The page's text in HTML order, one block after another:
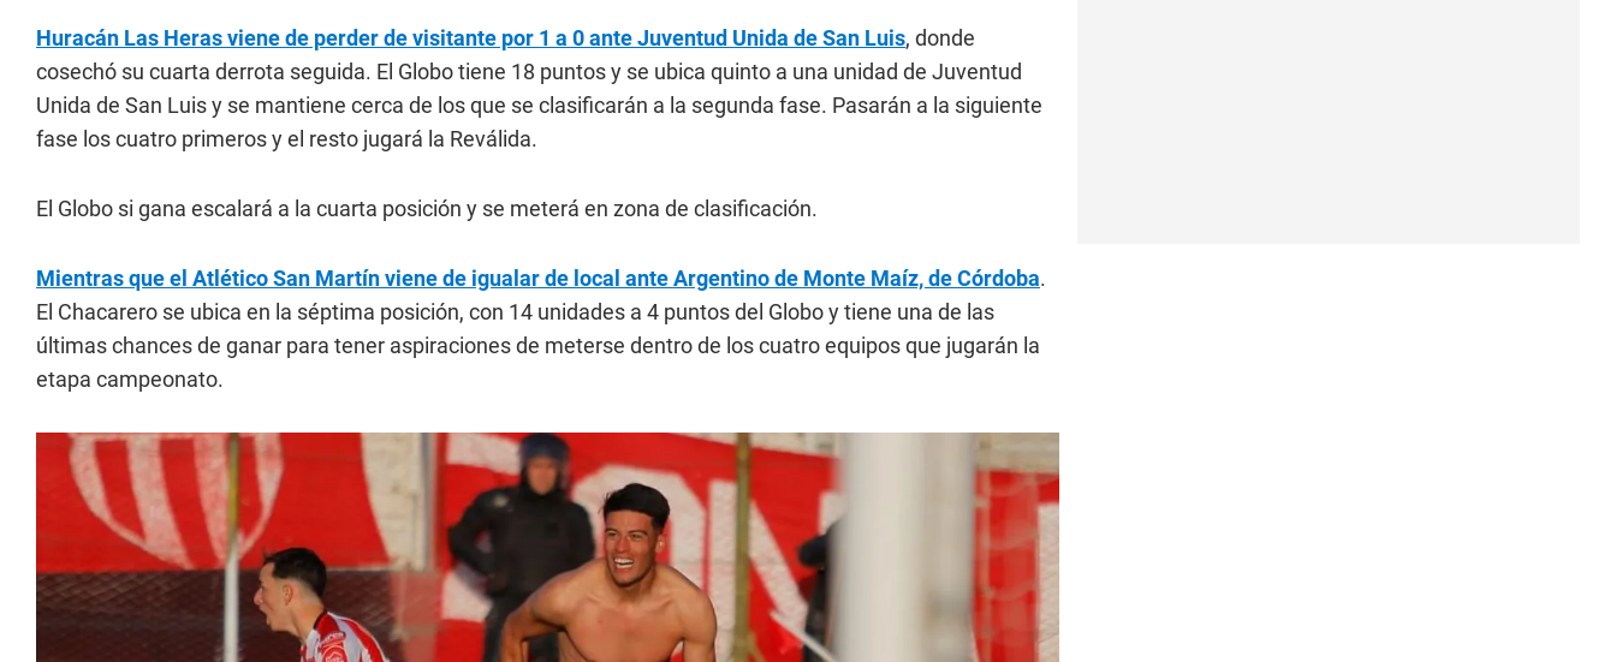
Huracán Las Heras viene de perder de visitante por 1 a 0 ante Juventud Unida de San Luis, donde
cosechó su cuarta derrota seguida. El Globo tiene 18 puntos y se ubica quinto a una unidad de Juventud
Unida de San Luis y se mantiene cerca de los que se clasificarán a la segunda fase. Pasarán a la siguiente
fase los cuatro primeros y el resto jugará la Reválida.
El Globo si gana escalará a la cuarta posición y se meterá en zona de clasificación.
Mientras que el Atlético San Martín viene de igualar de local ante Argentino de Monte Maíz, de Córdoba.
El Chacarero se ubica en la séptima posición, con 14 unidades a 4 puntos del Globo y tiene una de las
últimas chances de ganar para tener aspiraciones de meterse dentro de los cuatro equipos que jugarán la
etapa campeonato.